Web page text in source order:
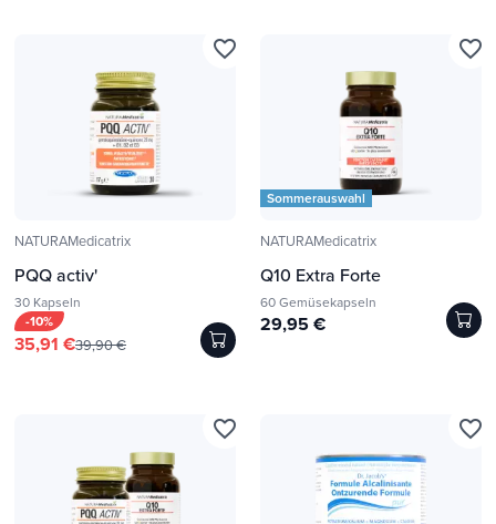
NATURAMedicatrix
PQQ activ'
30 Kapseln
-10%
35,91 €39,90 €
favorite_border
Sommerauswahl
NATURAMedicatrix
Q10 Extra Forte
60 Gemüsekapseln
29,95 €
favorite_border
favorite_border favorite_border